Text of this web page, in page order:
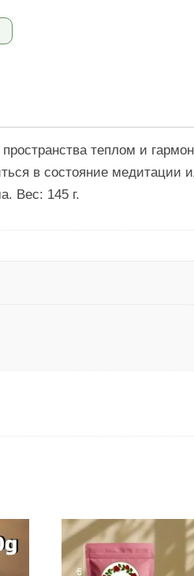
теплом и
в состояние медитации
Вес: 145 г.